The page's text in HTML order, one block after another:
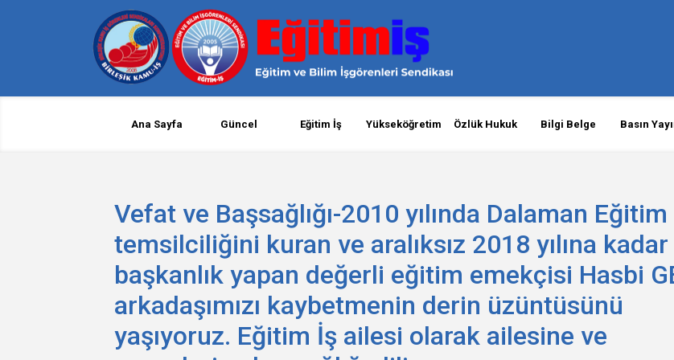
Ana Sayfa Güncel Eğitim İş Yükseköğretim Özlük Hukuk Bilgi Belge Basın
Vefat ve Başsağlığı-2010 yılında Dalaman Eğitim
temsilciliğini kuran ve aralıksız 2018 yılına kadar
başkanlık yapan değerli eğitim emekçisi Hasbi
arkadaşımızı kaybetmenin derin üzüntüsünü
yaşıyoruz. Eğitim İş ailesi olarak ailesine ve